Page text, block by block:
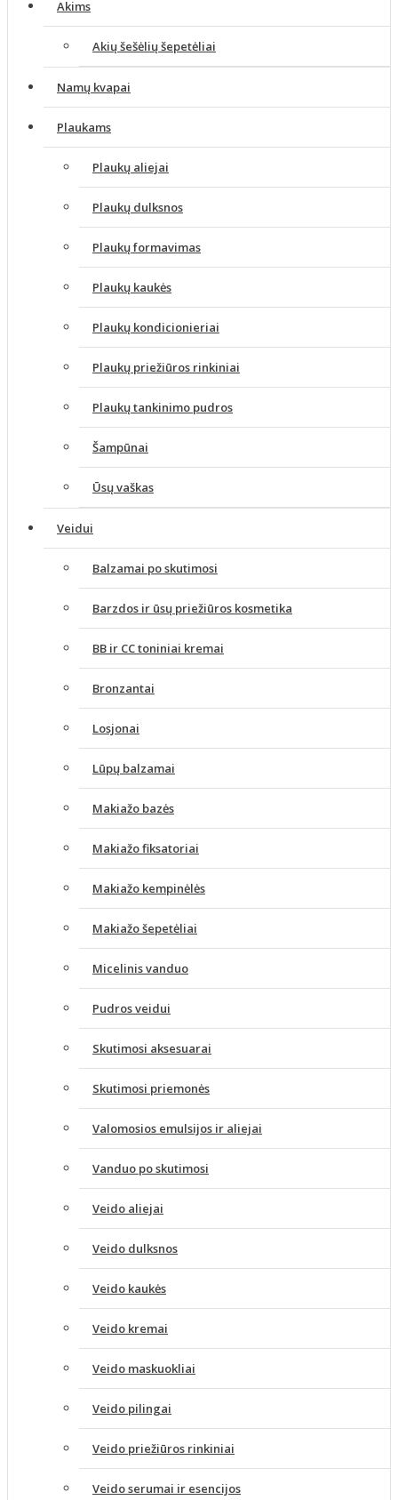
Akims
Akių šešėlių šepetėliai
Namų kvapai
Plaukams
Plaukų aliejai
Plaukų dulksnos
Plaukų formavimas
Plaukų kaukės
Plaukų kondicionieriai
Plaukų priežiūros rinkiniai
Plaukų tankinimo pudros
Šampūnai
Ūsų vaškas
Veidui
Balzamai po skutimosi
Barzdos ir ūsų priežiūros kosmetika
BB ir CC toniniai kremai
Bronzantai
Losjonai
Lūpų balzamai
Makiažo bazės
Makiažo fiksatoriai
Makiažo kempinėlės
Makiažo šepetėliai
Micelinis vanduo
Pudros veidui
Skutimosi aksesuarai
Skutimosi priemonės
Valomosios emulsijos ir aliejai
Vanduo po skutimosi
Veido aliejai
Veido dulksnos
Veido kaukės
Veido kremai
Veido maskuokliai
Veido pilingai
Veido priežiūros rinkiniai
Veido serumai ir esencijos